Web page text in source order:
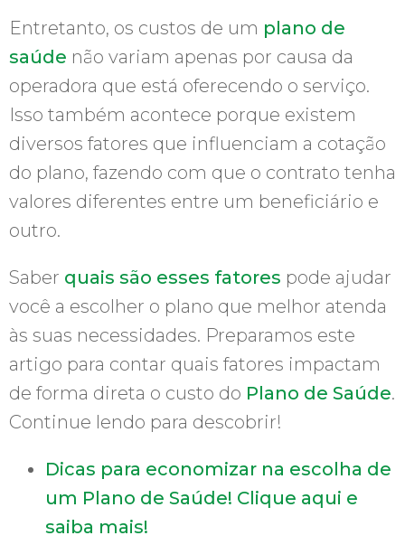
Entretanto, os custos de um plano de
saúde não variam apenas por causa da
operadora que está oferecendo o serviço.
Isso também acontece porque existem
diversos fatores que influenciam a cotação
do plano, fazendo com que o contrato tenha
valores diferentes entre um beneficiário e
outro.
Saber quais são esses fatores pode ajudar
você a escolher o plano que melhor atenda
às suas necessidades. Preparamos este
artigo para contar quais fatores impactam
de forma direta o custo do Plano de Saúde.
Continue lendo para descobrir!
Dicas para economizar na escolha de
um Plano de Saúde! Clique aqui e
saiba mais!